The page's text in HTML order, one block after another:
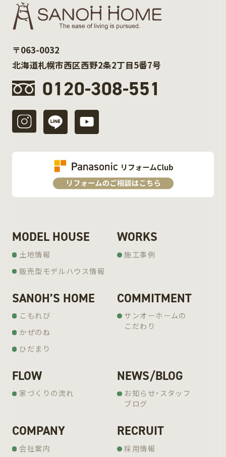
〒063-0032
北海道札幌市西区西野2条2丁目5番7号
0120-308-551
MODEL HOUSE
土地情報
販売型モデルハウス情報
WORKS
施工事例
SANOH’S HOME
こもれび
かぜのね
ひだまり
COMMITMENT
サンオーホームの
こだわり
FLOW
家づくりの流れ
NEWS/BLOG
お知らせ・スタッフ
ブログ
COMPANY
会社案内
RECRUIT
採用情報